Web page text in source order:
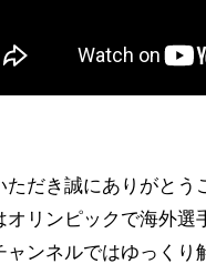
ただき誠にありがとう
オリンピックで海外選
ャンネルではゆっくり